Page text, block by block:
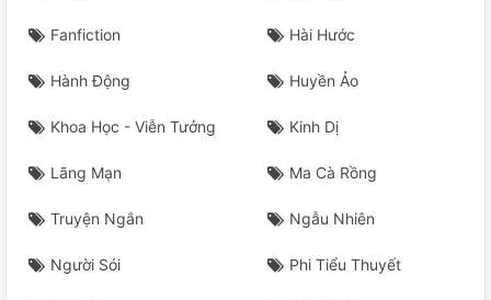
Fanfiction Hài Hước
Hành Động Huyền Ảo
Khoa Học - Viễn Tưởng Kinh Dị
Lãng Mạn Ma Cà Rồng
Truyện Ngắn Ngẫu Nhiên
Người Sói Phi Tiểu Thuyết